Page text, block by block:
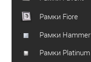
Рамки Fiore
Рамки Hammer
Рамки Platinum